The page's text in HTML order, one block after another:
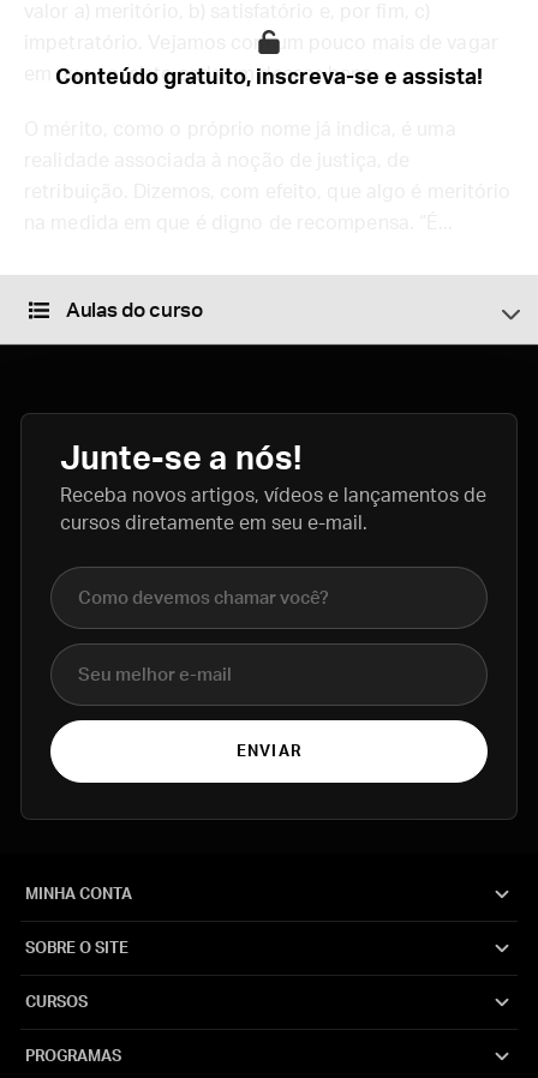
impetratório. Vejamos com um pouco mais de vagar
em que consiste cada um desses bens.
Conteúdo gratuito, inscreva-se e assista!
Aulas do curso
Junte-se a nós!
Receba novos artigos, vídeos e lançamentos de
cursos diretamente em seu e-mail.
Nome completo
E-mail
ENVIAR
MINHA CONTA
SOBRE O SITE
CURSOS
PROGRAMAS